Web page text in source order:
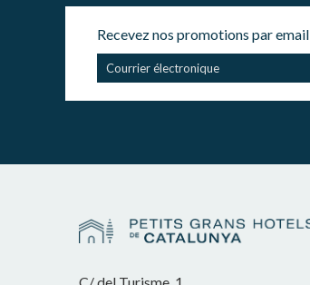
Recevez nos promotions par email